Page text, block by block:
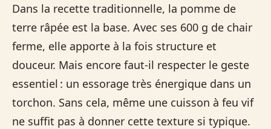
Dans la recette traditionnelle, la pomme de
terre râpée est la base. Avec ses 600 g de chair
ferme, elle apporte à la fois structure et
douceur. Mais encore faut-il respecter le geste
essentiel : un essorage très énergique dans un
torchon. Sans cela, même une cuisson à feu vif
ne suffit pas à donner cette texture si typique.